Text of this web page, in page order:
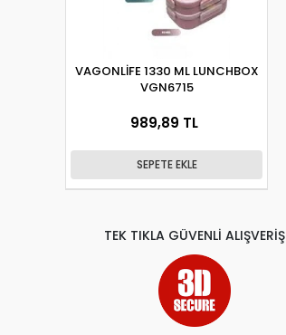
VAGONLİFE 1330 ML LUNCHBOX
VGN6715
989,89 TL
SEPETE EKLE
TEK TIKLA GÜVENLİ ALIŞVERİŞ